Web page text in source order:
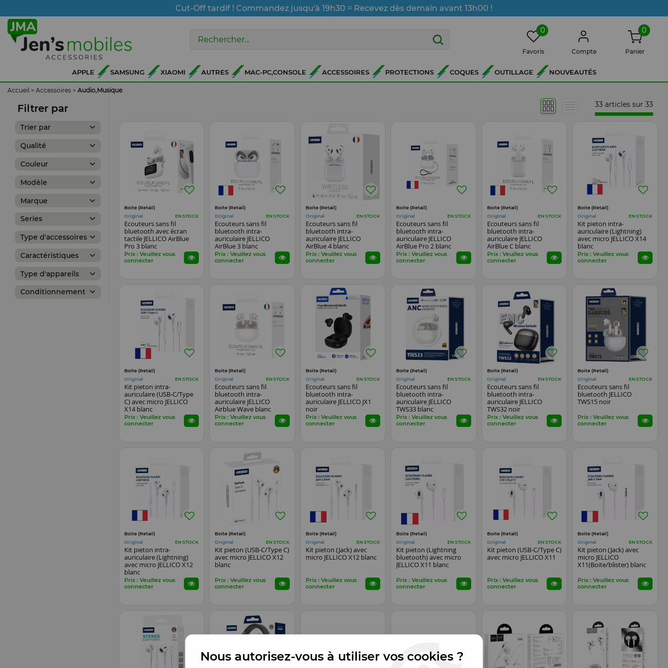
Cut-Off tardif ! Commandez jusqu'à 19h30 = Recevez dès demain avant 13h00 !
0
Favoris Compte
0
Panier
APPLE SAMSUNG XIAOMI AUTRES MAC-PC,CONSOLE ACCESSOIRES PROTECTIONS COQUES OUTILLAGE NOUVEAUTÉS
Accueil > Accessoires > Audio,Musique
Filtrer par
Trier par
Qualité
Couleur
Modèle
Marque
Series
Type d'accessoires
Caractéristiques
Type d'appareils
Conditionnement
33 articles sur 33
Boite (Retail)
Original
EN STOCK
Ecouteurs sans fil
bluetooth avec écran
tactile JELLICO AirBlue
Pro 3 blanc
Prix : Veuillez vous
connecter
Boite (Retail)
Original
EN STOCK
Ecouteurs sans fil
bluetooth intra-
auriculaire JELLICO
AirBlue 3 blanc
Prix : Veuillez vous
connecter
Boite (Retail)
Original
EN STOCK
Ecouteurs sans fil
bluetooth intra-
auriculaire JELLICO
AirBlue 4 blanc
Prix : Veuillez vous
connecter
Boite (Retail)
Original
EN STOCK
Ecouteurs sans fil
bluetooth intra-
auriculaire JELLICO
AirBlue Pro 2 blanc
Prix : Veuillez vous
connecter
Boite (Retail)
Original
EN STOCK
Ecouteurs sans fil
bluetooth intra-
auriculaire JELLICO
AirBlue C blanc
Prix : Veuillez vous
connecter
Boite (Retail)
Original
EN STOCK
Kit pieton intra-
auriculaire (Lightning)
avec micro JELLICO X14
blanc
Prix : Veuillez vous
connecter
Boite (Retail)
Original
EN STOCK
Kit pieton intra-
auriculaire (USB-C/Type
C) avec micro JELLICO
X14 blanc
Prix : Veuillez vous
connecter
Boite (Retail)
Original
EN STOCK
Ecouteurs sans fil
bluetooth intra-
auriculaire JELLICO
Airblue Wave blanc
Prix : Veuillez vous
connecter
Boite (Retail)
Original
EN STOCK
Ecouteurs sans fil
bluetooth intra-
auriculaire JELLICO JX1
noir
Prix : Veuillez vous
connecter
Boite (Retail)
Original
EN STOCK
Ecouteurs sans fil
bluetooth intra-
auriculaire JELLICO
TWS33 blanc
Prix : Veuillez vous
connecter
Boite (Retail)
Original
EN STOCK
Ecouteurs sans fil
bluetooth intra-
auriculaire JELLICO
TWS32 noir
Prix : Veuillez vous
connecter
Boite (Retail)
Original
EN STOCK
Ecouteurs sans fil
bluetooth JELLICO
TWS15 noir
Prix : Veuillez vous
connecter
Boite (Retail)
Original
EN STOCK
Kit pieton intra-
auriculaire (Lightning)
avec micro JELLICO X12
blanc
Prix : Veuillez vous
connecter
Boite (Retail)
Original
EN STOCK
Kit pieton (USB-C/Type C)
avec micro JELLICO X12
blanc
Prix : Veuillez vous
connecter
Boite (Retail)
Original
EN STOCK
Kit pieton (Jack) avec
micro JELLICO X12 blanc
Prix : Veuillez vous
connecter
Boite (Retail)
Original
EN STOCK
Kit pieton (Lightning
bluetooth) avec micro
JELLICO X11 blanc
Prix : Veuillez vous
connecter
Boite (Retail)
Original
EN STOCK
Kit pieton (USB-C/Type C)
avec micro JELLICO X11
Prix : Veuillez vous
connecter
Boite (Retail)
Original
EN STOCK
Kit pieton (Jack) avec
micro JELLICO
X11(Boite/blister) blanc
Prix : Veuillez vous
connecter
Nous autorisez-vous à utiliser vos cookies ?